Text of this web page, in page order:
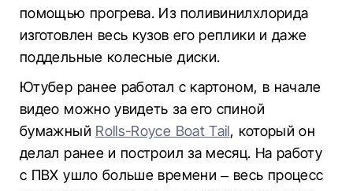
помощью прогрева. Из поливинилхлорида
изготовлен весь кузов его реплики и даже
поддельные колесные диски.
Ютубер ранее работал с картоном, в начале
видео можно увидеть за его спиной
бумажный Rolls-Royce Boat Tail, который он
делал ранее и построил за месяц. На работу
с ПВХ ушло больше времени – весь процесс